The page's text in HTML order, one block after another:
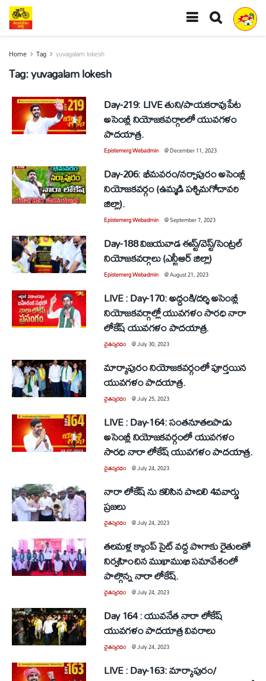
Home Tag yuvagalam lokesh
Tag:yuvagalam lokesh
Day-219: LIVE తుని/పాయకరావుపేట
అసెంబ్లీ నియోజకవర్గాలలో యువగళం
పాదయాత్ర.
Epistemerg Webadmin @December 11, 2023
Day-206: భీమవరం/నర్సాపురం అసెంబ్లీ
నియోజకవర్గం (ఉమ్మడి పశ్చిమగోదావరి
జిల్లా).
Epistemerg Webadmin @September 7, 2023
Day-188 విజయవాడ ఈస్ట్/వెస్ట్/సెంట్రల్
నియోజకవర్గాలు (ఎన్టీఆర్ జిల్లా)
Epistemerg Webadmin @August 21, 2023
LIVE : Day-170: అద్దంకి/దర్శి అసెంబ్లీ
నియోజకవర్గాల్లో యువగళం సారధి నారా
లోకేష్ యువగళం పాదయాత్ర.
చైతన్యరధం @July 30, 2023
మార్కాపురం నియోజకవర్గంలో పూర్తయిన
యువగళం పాదయాత్ర.
చైతన్యరధం @July 25, 2023
LIVE : Day-164: సంతనూతలపాడు
అసెంబ్లీ నియోజకవర్గంలో యువగళం
సారధి నారా లోకేష్ యువ‌గ‌ళం పాద‌యాత్ర.
చైతన్యరధం @July 24, 2023
నారా లోకేష్ ను కలిసిన పొదిలి 4వవార్డు
ప్రజలు
చైతన్యరధం @July 24, 2023
తలమళ్ల క్యాంప్ సైట్ వద్ద పొగాకు రైతులతో
నిర్వహించిన ముఖాముఖి సమావేశంలో
పాల్గొన్న నారా లోకేష్.
చైతన్యరధం @July 24, 2023
Day 164 : యువనేత నారా లోకేష్
యువగళం పాదయాత్ర వివరాలు
చైతన్యరధం @July 24, 2023
LIVE : Day-163: మార్కాపురం/